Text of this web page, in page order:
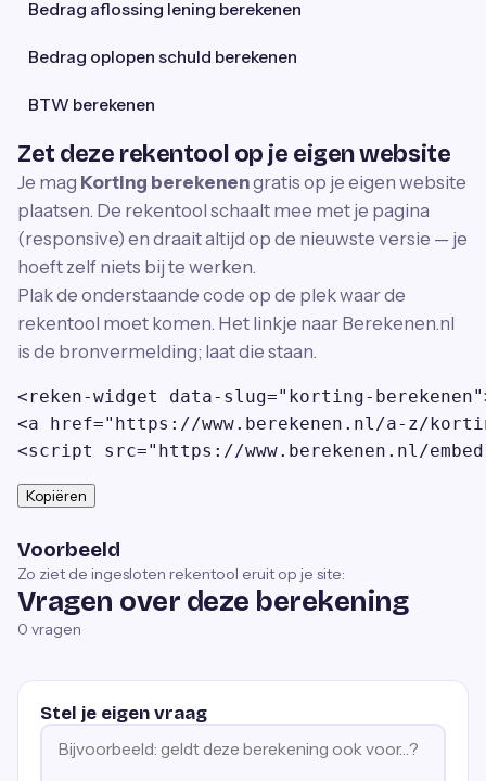
Bedrag aflossing lening berekenen
Bedrag oplopen schuld berekenen
BTW berekenen
Zet deze rekentool op je eigen website
Je mag Korting berekenengratis op je eigen website
plaatsen. De rekentool schaalt mee met je pagina
(responsive) en draait altijd op de nieuwste versie — je
hoeft zelf niets bij te werken.
Plak de onderstaande code op de plek waar de
rekentool moet komen. Het linkje naar Berekenen.nl
is de bronvermelding; laat die staan.
<reken-widget data-slug="korting-
<a href="https://www.berekenen.nl/a-z/
<script src="https://www.berekenen.nl/
Kopiëren
Voorbeeld
Zo ziet de ingesloten rekentool eruit op je site:
Vragen over deze berekening
0 vragen
Stel je eigen vraag